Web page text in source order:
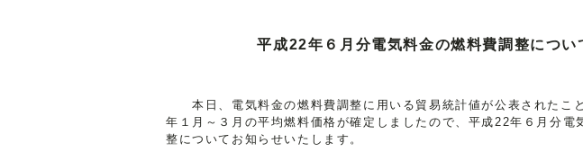
平成22年６月分電気料金の燃料費調整につい
本日、電気料金の燃料費調整に用いる貿易統計値が公表されたこ
年１月～３月の平均燃料価格が確定しましたので、平成22年６月分電
整についてお知らせいたします。